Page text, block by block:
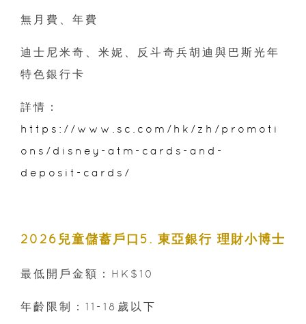
無月費、年費
迪士尼米奇、米妮、反斗奇兵胡迪與巴斯光年
特色銀行卡
詳情：
https://www.sc.com/hk/zh/promoti
ons/disney-atm-cards-and-
deposit-cards/
2026兒童儲蓄戶口5. 東亞銀行 理財小博士
最低開戶金額：HK$10
年齡限制：11-18歲以下